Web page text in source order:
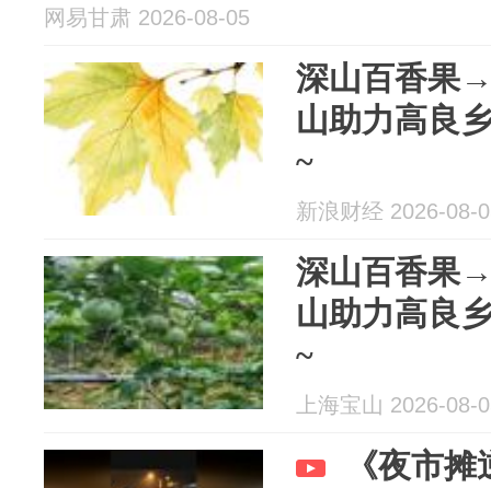
网易甘肃 2026-08-05
深山百香果
山助力高良
~
新浪财经 2026-08-
深山百香果
山助力高良
~
上海宝山 2026-08-
《夜市